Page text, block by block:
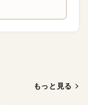
もっと見る